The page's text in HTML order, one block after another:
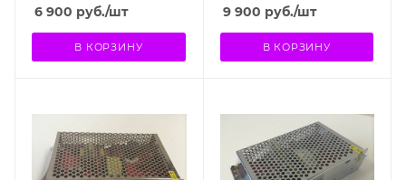
6 900 руб./шт
В КОРЗИНУ
9 900 руб./шт
В КОРЗИНУ